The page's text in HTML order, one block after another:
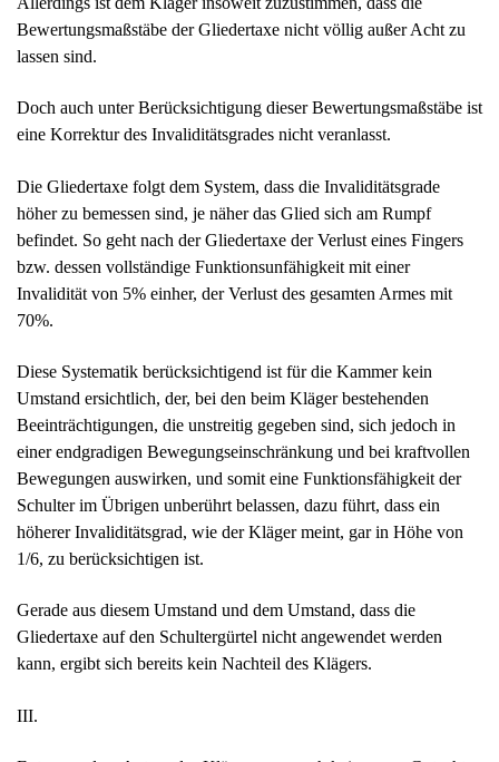
Bewertungsmaßstäbe der Gliedertaxe nicht völlig außer Acht zu
lassen sind.
Doch auch unter Berücksichtigung dieser Bewertungsmaßstäbe ist
eine Korrektur des Invaliditätsgrades nicht veranlasst.
Die Gliedertaxe folgt dem System, dass die Invaliditätsgrade
höher zu bemessen sind, je näher das Glied sich am Rumpf
befindet. So geht nach der Gliedertaxe der Verlust eines Fingers
bzw. dessen vollständige Funktionsunfähigkeit mit einer
Invalidität von 5% einher, der Verlust des gesamten Armes mit
70%.
Diese Systematik berücksichtigend ist für die Kammer kein
Umstand ersichtlich, der, bei den beim Kläger bestehenden
Beeinträchtigungen, die unstreitig gegeben sind, sich jedoch in
einer endgradigen Bewegungseinschränkung und bei kraftvollen
Bewegungen auswirken, und somit eine Funktionsfähigkeit der
Schulter im Übrigen unberührt belassen, dazu führt, dass ein
höherer Invaliditätsgrad, wie der Kläger meint, gar in Höhe von
1/6, zu berücksichtigen ist.
Gerade aus diesem Umstand und dem Umstand, dass die
Gliedertaxe auf den Schultergürtel nicht angewendet werden
kann, ergibt sich bereits kein Nachteil des Klägers.
III.